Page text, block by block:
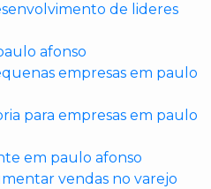
de lideres
afonso
empresas em paulo
para empresas em paulo
em paulo afonso
vendas no varejo